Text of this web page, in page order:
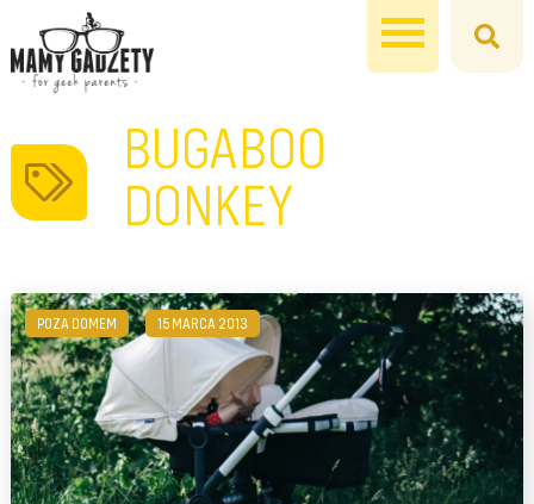
BUGABOO
DONKEY
POZA DOMEM 15 MARCA 2013